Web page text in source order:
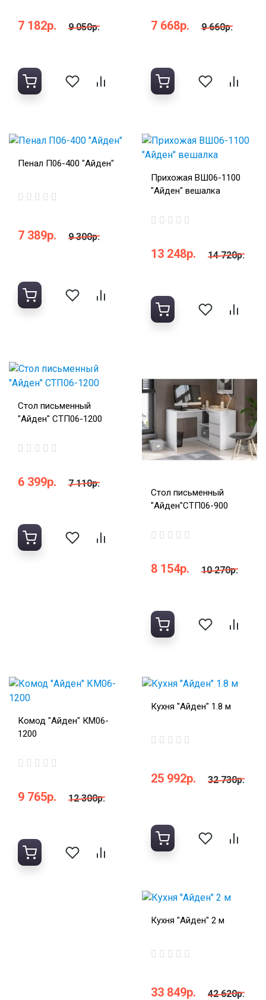
7 182р. 9 050р. 7 668р. 9 660р.
Пенал П06-400 "Айден"
7 389р. 9 300р.
Прихожая ВШ06-1100
"Айден" вешалка
13 248р. 14 720р.
Стол письменный
"Айден" СТП06-1200
6 399р. 7 110р.
Стол письменный
"Айден"СТП06-900
8 154р. 10 270р.
Комод "Айден" КМ06-
1200
9 765р. 12 300р.
Кухня "Айден" 1.8 м
25 992р. 32 730р.
Кухня "Айден" 2 м
33 849р. 42 620р.